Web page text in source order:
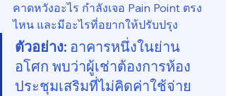
คาดหวังอะไร กำลังเจอ Pain Point ตรง
ไหน และมีอะไรที่อยากให้ปรับปรุง
ตัวอย่าง: อาคารหนึ่งในย่าน
อโศก พบว่าผู้เช่าต้องการห้อง
ประชุมเสริมที่ไม่คิดค่าใช้จ่าย